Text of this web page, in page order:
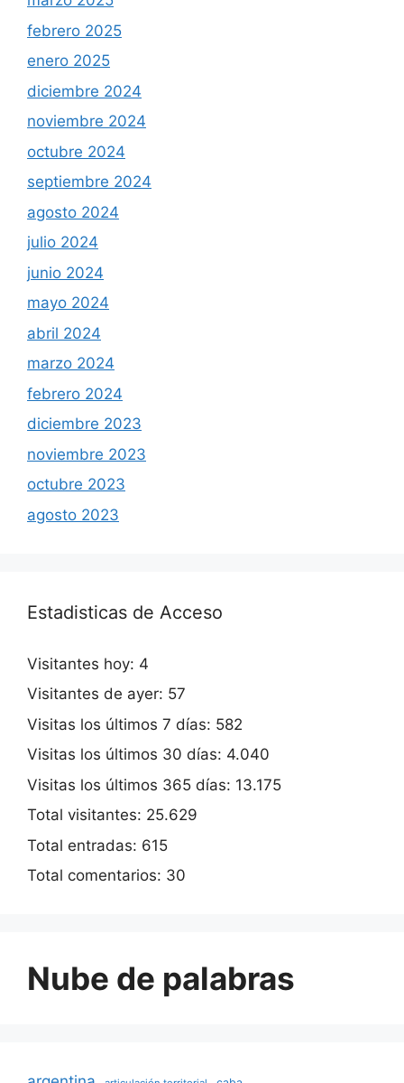
febrero 2025
enero 2025
diciembre 2024
noviembre 2024
octubre 2024
septiembre 2024
agosto 2024
julio 2024
junio 2024
mayo 2024
abril 2024
marzo 2024
febrero 2024
diciembre 2023
noviembre 2023
octubre 2023
agosto 2023
Estadisticas de Acceso
Visitantes hoy: 4
Visitantes de ayer: 57
Visitas los últimos 7 días: 582
Visitas los últimos 30 días: 4.040
Visitas los últimos 365 días: 13.175
Total visitantes: 25.629
Total entradas: 615
Total comentarios: 30
Nube de palabras